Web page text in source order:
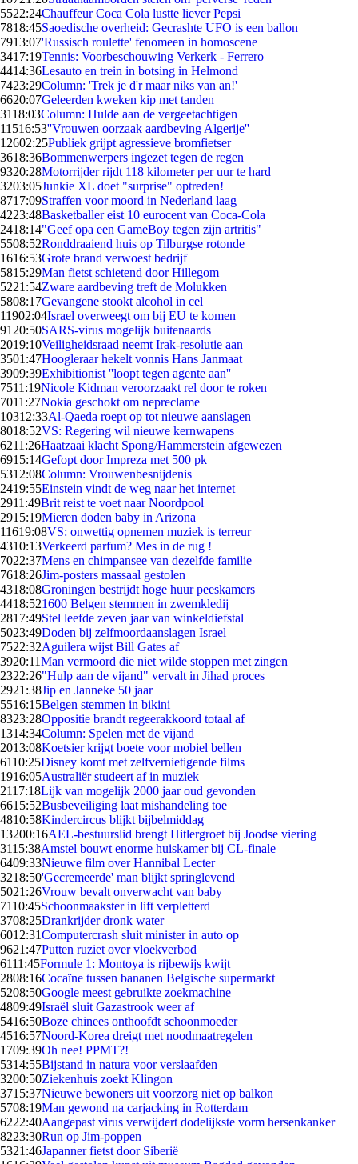
5522:24Chauffeur Coca Cola lustte liever Pepsi
7818:45Saoedische overheid: Gecrashte UFO is een ballon
7913:07'Russisch roulette' fenomeen in homoscene
3417:19Tennis: Voorbeschouwing Verkerk - Ferrero
4414:36Lesauto en trein in botsing in Helmond
7423:29Column: 'Trek je d'r maar niks van an!'
6620:07Geleerden kweken kip met tanden
3118:03Column: Hulde aan de vergeetachtigen
11516:53''Vrouwen oorzaak aardbeving Algerije''
12602:25Publiek grijpt agressieve bromfietser
3618:36Bommenwerpers ingezet tegen de regen
9320:28Motorrijder rijdt 118 kilometer per uur te hard
3203:05Junkie XL doet "surprise" optreden!
8717:09Straffen voor moord in Nederland laag
4223:48Basketballer eist 10 eurocent van Coca-Cola
2418:14"Geef opa een GameBoy tegen zijn artritis"
5508:52Ronddraaiend huis op Tilburgse rotonde
1616:53Grote brand verwoest bedrijf
5815:29Man fietst schietend door Hillegom
5221:54Zware aardbeving treft de Molukken
5808:17Gevangene stookt alcohol in cel
11902:04Israel overweegt om bij EU te komen
91 20:50SARS-virus mogelijk buitenaards
2019:10Veiligheidsraad neemt Irak-resolutie aan
3501:47Hoogleraar hekelt vonnis Hans Janmaat
3909:39Exhibitionist ''loopt tegen agente aan''
7511:19Nicole Kidman veroorzaakt rel door te roken
7011:27Nokia geschokt om nepreclame
10312:33Al-Qaeda roept op tot nieuwe aanslagen
8018:52VS: Regering wil nieuwe kernwapens
6211:26Haatzaai klacht Spong/Hammerstein afgewezen
6915:14Gefopt door Impreza met 500 pk
5312:08Column: Vrouwenbesnijdenis
2419:55Einstein vindt de weg naar het internet
2911:49Brit reist te voet naar Noordpool
2915:19Mieren doden baby in Arizona
11619:08VS: onwettig opnemen muziek is terreur
4310:13Verkeerd parfum? Mes in de rug !
7022:37Mens en chimpansee van dezelfde familie
7618:26Jim-posters massaal gestolen
4318:08Groningen bestrijdt hoge huur peeskamers
4418:521600 Belgen stemmen in zwemkledij
2817:49Stel leefde zeven jaar van winkeldiefstal
5023:49Doden bij zelfmoordaanslagen Israel
7522:32Aguilera wijst Bill Gates af
3920:11Man vermoord die niet wilde stoppen met zingen
2322:26"Hulp aan de vijand" vervalt in Jihad proces
2921:38Jip en Janneke 50 jaar
5516:15Belgen stemmen in bikini
8323:28Oppositie brandt regeerakkoord totaal af
1314:34Column: Spelen met de vijand
2013:08Koetsier krijgt boete voor mobiel bellen
6110:25Disney komt met zelfvernietigende films
1916:05Australiër studeert af in muziek
2117:18Lijk van mogelijk 2000 jaar oud gevonden
6615:52Busbeveiliging laat mishandeling toe
4810:58Kindercircus blijkt bijbelmiddag
13200:16AEL-bestuurslid brengt Hitlergroet bij Joodse viering
3115:38Amstel bouwt enorme huiskamer bij CL-finale
6409:33Nieuwe film over Hannibal Lecter
3218:50'Gecremeerde' man blijkt springlevend
5021:26Vrouw bevalt onverwacht van baby
7110:45Schoonmaakster in lift verpletterd
3708:25Drankrijder dronk water
6012:31Computercrash sluit minister in auto op
9621:47Putten ruziet over vloekverbod
6111:45Formule 1: Montoya is rijbewijs kwijt
2808:16Cocaïne tussen bananen Belgische supermarkt
5208:50Google meest gebruikte zoekmachine
4809:49Israël sluit Gazastrook weer af
5416:50Boze chinees onthoofdt schoonmoeder
4516:57Noord-Korea dreigt met noodmaatregelen
1709:39Oh nee! PPMT?!
5314:55Bijstand in natura voor verslaafden
3200:50Ziekenhuis zoekt Klingon
3715:37Nieuwe bewoners uit voorzorg niet op balkon
5708:19Man gewond na carjacking in Rotterdam
6222:40Aangepast virus verwijdert dodelijkste vorm hersenkanker
8223:30Run op Jim-poppen
5321:46Japanner fietst door Siberië